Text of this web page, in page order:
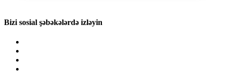
Bizi sosial şəbəkələrdə izləyin